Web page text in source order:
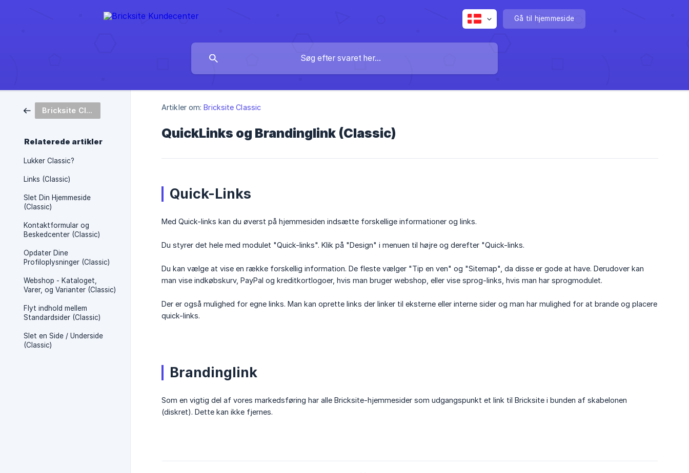
Gå til hjemmeside
Bricksite Classic
Relaterede artikler
Lukker Classic?
Links (Classic)
Slet Din Hjemmeside
(Classic)
Kontaktformular og
Beskedcenter (Classic)
Opdater Dine
Profiloplysninger (Classic)
Webshop - Kataloget,
Varer, og Varianter (Classic)
Flyt indhold mellem
Standardsider (Classic)
Slet en Side / Underside
(Classic)
Artikler om: Bricksite Classic
QuickLinks og Brandinglink (Classic)
Quick-Links
Med Quick-links kan du øverst på hjemmesiden indsætte forskellige informationer og links.
Du styrer det hele med modulet "Quick-links". Klik på "Design" i menuen til højre og derefter "Quick-links.
Du kan vælge at vise en række forskellig information. De fleste vælger "Tip en ven" og "Sitemap", da disse er gode at have. Derudover kan
man vise indkøbskurv, PayPal og kreditkortlogoer, hvis man bruger webshop, eller vise sprog-links, hvis man har sprogmodulet.
Der er også mulighed for egne links. Man kan oprette links der linker til eksterne eller interne sider og man har mulighed for at brande og placere
quick-links.
Brandinglink
Som en vigtig del af vores markedsføring har alle Bricksite-hjemmesider som udgangspunkt et link til Bricksite i bunden af skabelonen
(diskret). Dette kan ikke fjernes.